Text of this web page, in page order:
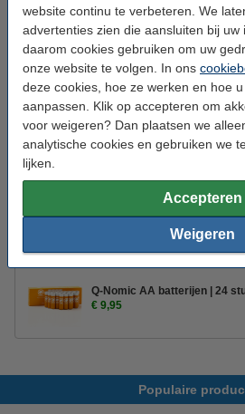
website continu te verbeteren. We
advertenties zien die aansluiten bij uw
daarom cookies gebruiken om uw
onze website te volgen. In ons
deze cookies, hoe ze werken en hoe
aanpassen. Klik op accepteren om
voor weigeren? Dan plaatsen we
analytische cookies en gebruiken we
lijken.
Accepteren
Weigeren
Aanloopsnoer: 50 cm
Beschermingsniveau: IP44
Gebruik: Binnen/buiten
Aantal lampjes: 20
Oud voor nieuw:
Q-Nomic AA batterijen | 4
Q-Nomic AA batterijen | 24
€ 9,95
Populaire